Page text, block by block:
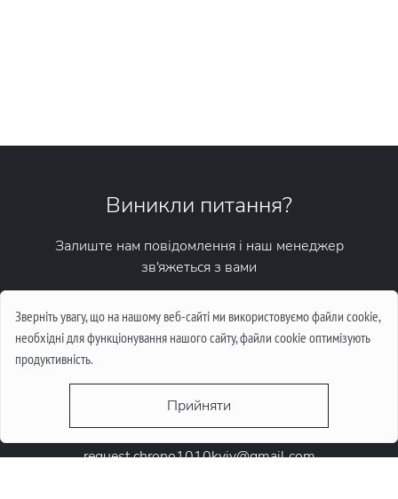
Зверніть увагу, що на нашому веб-сайті ми використовуємо файли cookie,
необхідні для функціонування нашого сайту, файли cookie оптимізують
продуктивність.
Прийняти
request.chrono1010kyiv@gmail.com
Виникли питання?
Залиште нам повідомлення і наш менеджер
зв'яжеться з вами
Написати повідомлення